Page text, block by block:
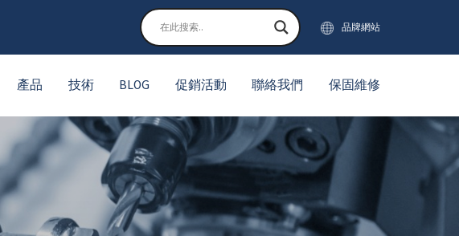
品牌網站
產品 技術 BLOG 促銷活動 聯絡我們 保固維修